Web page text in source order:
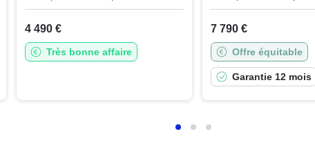
4 490 €
Très bonne affaire
7 790 €
Offre équitable
Garantie 12 mois